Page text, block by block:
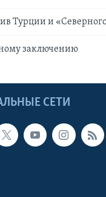
Турции и
заключению
СЕТИ